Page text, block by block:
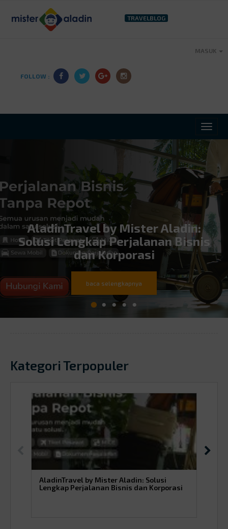
TRAVELBLOG
FOLLOW :
MASUK
AladinTravel by Mister Aladin:
Solusi Lengkap Perjalanan Bisnis
dan Korporasi
baca selengkapnya
Kategori Terpopuler
AladinTravel by Mister Aladin: Solusi
Lengkap Perjalanan Bisnis dan Korporasi